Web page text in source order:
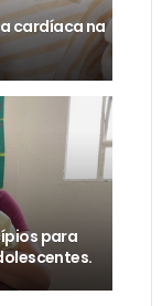
cardíaca na
para